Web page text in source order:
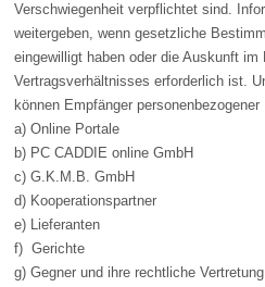
Verschwiegenheit verpflichtet sind.
weitergeben, wenn gesetzliche
eingewilligt haben oder die Auskunft im
Vertragsverhältnisses erforderlich ist.
können Empfänger
a) Online Portale
b) PC CADDIE online GmbH
c) G.K.M.B. GmbH
d) Kooperationspartner
e) Lieferanten
f) Gerichte
g) Gegner und ihre rechtliche